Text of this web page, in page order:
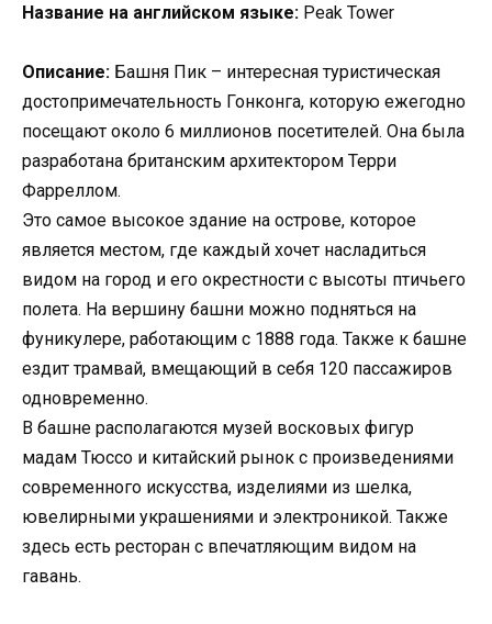
Название на английском языке: Peak Tower
Описание: Башня Пик – интересная туристическая
достопримечательность Гонконга, которую ежегодно
посещают около 6 миллионов посетителей. Она была
разработана британским архитектором Терри
Фарреллом.
Это самое высокое здание на острове, которое
является местом, где каждый хочет насладиться
видом на город и его окрестности с высоты птичьего
полета. На вершину башни можно подняться на
фуникулере, работающим с 1888 года. Также к башне
ездит трамвай, вмещающий в себя 120 пассажиров
одновременно.
В башне располагаются музей восковых фигур
мадам Тюссо и китайский рынок с произведениями
современного искусства, изделиями из шелка,
ювелирными украшениями и электроникой. Также
здесь есть ресторан с впечатляющим видом на
гавань.